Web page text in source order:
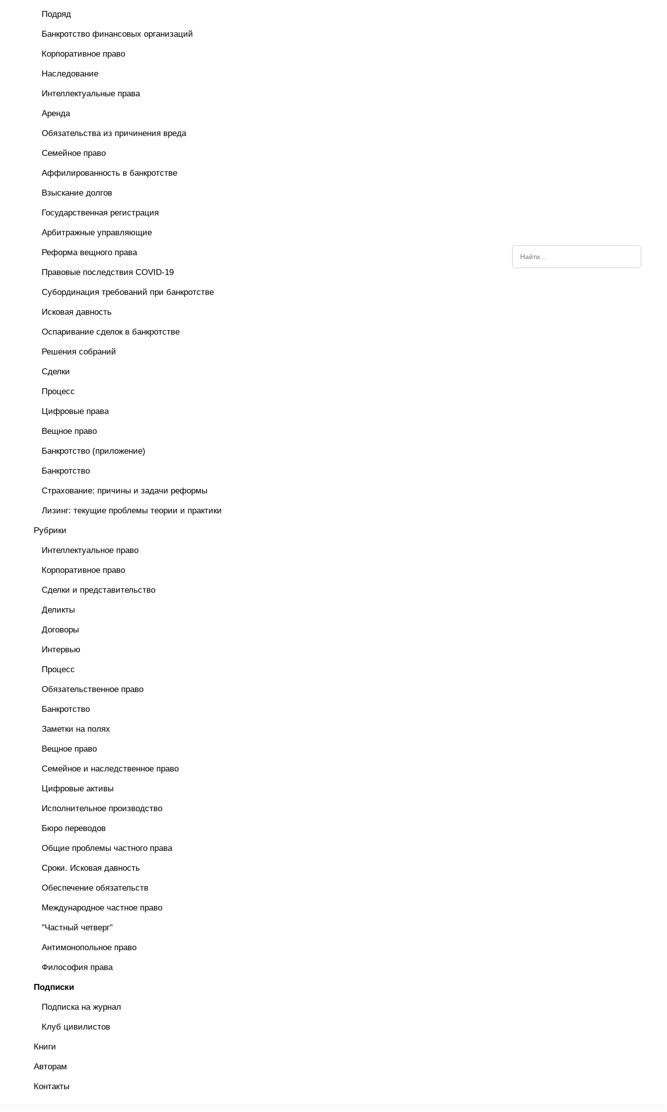
Подряд
Банкротство финансовых организаций
Корпоративное право
Наследование
Интеллектуальные права
Аренда
Обязательства из причинения вреда
Семейное право
Аффилированность в банкротстве
Взыскание долгов
Государственная регистрация
Арбитражные управляющие
Реформа вещного права
Правовые последствия COVID-19
Субординация требований при банкротстве
Исковая давность
Оспаривание сделок в банкротстве
Решения собраний
Сделки
Процесс
Цифровые права
Вещное право
Банкротство (приложение)
Банкротство
Страхование: причины и задачи реформы
Лизинг: текущие проблемы теории и практики
Рубрики
Интеллектуальное право
Корпоративное право
Сделки и представительство
Деликты
Договоры
Интервью
Процесс
Обязательственное право
Банкротство
Заметки на полях
Вещное право
Семейное и наследственное право
Цифровые активы
Исполнительное производство
Бюро переводов
Общие проблемы частного права
Сроки. Исковая давность
Обеспечение обязательств
Международное частное право
"Частный четверг"
Антимонопольное право
Философия права
Подписки
Подписка на журнал
Клуб цивилистов
Книги
Авторам
Контакты